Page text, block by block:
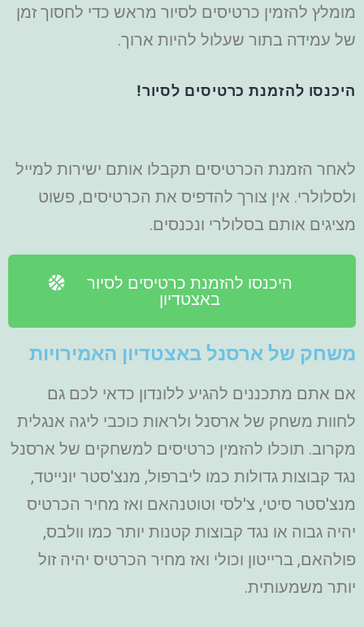
מומלץ להזמין כרטיסים לסיור מראש כדי לחסוך זמן
של עמידה בתור שעלול להיות ארוך.
היכנסו להזמנת כרטיסים לסיור!
לאחר הזמנת הכרטיסים תקבלו אותם ישירות למייל
ולסלולרי. אין צורך להדפיס את הכרטיסים, פשוט
מציגים אותם בסלולרי ונכנסים.
היכנסו להזמנת כרטיסים לסיור
באצטדיון
משחק של ארסנל באצטדיון האמירויות
אם אתם מתכננים להגיע ללונדון כדאי לכם גם
לחוות משחק של ארסנל ולראות כוכבי ליגה אנגלית
מקרוב. תוכלו להזמין כרטיסים למשחקים של ארסנל
נגד קבוצות גדולות כמו ליברפול, מנצ'סטר יונייטד,
מנצ'סטר סיטי, צ'לסי וטוטנהאם ואז מחיר הכרטיס
יהיה גבוה או נגד קבוצות קטנות יותר כמו וולבס,
פולהאם, ברייטון וכולי ואז מחיר הכרטיס יהיה זול
יותר משמעותית.